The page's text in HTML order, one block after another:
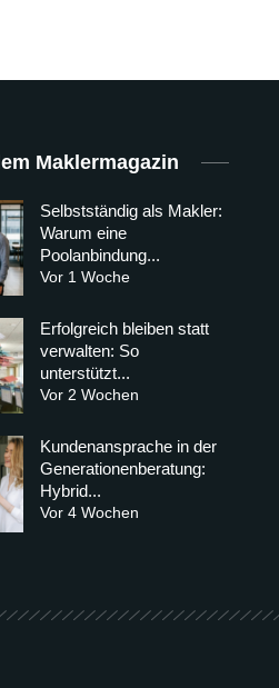
Maklermagazin
Selbstständig als Makler:
Warum eine
Poolanbindung...
Vor 1 Woche
Erfolgreich bleiben statt
verwalten: So
unterstützt...
Vor 2 Wochen
Kundenansprache in der
Generationenberatung:
Hybrid...
Vor 4 Wochen